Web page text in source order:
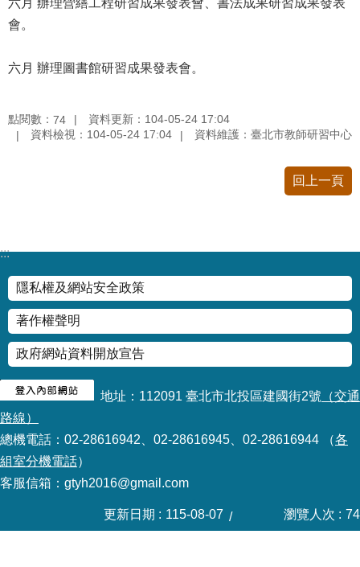
站
導
頁
統
常
見
問
答
台
通
雙
語
六月 辦理營繕工程研習成果發表會、書法成果研習成果發表
會。
六月 辦理圖書館研習成果發表會。
點閱數： 74
資料更新：104-05-24 17:04
資料檢視：104-05-24 17:04
資料維護：臺北市教師研習中心
回上一頁
:::
隱私權及網站安全政策
著作權聲明
政府網站資料開放宣告
地址：112091 臺北市北投區建國街2號 （交通
路線）
總機電話：02-28616942、02-28616945、02-28616944 （各
組室分機電話）
客服信箱：gtyh2016@gmail.com
更新日期 115-08-07 瀏覽人次 74